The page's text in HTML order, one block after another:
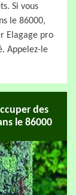
Si vous
le 86000,
Elagage pro
Appelez-le
des
le 86000